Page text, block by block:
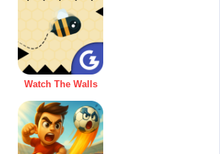
Watch The Walls